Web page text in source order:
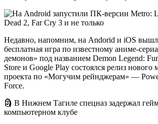
Недавно, напомним, на Andorid и iOS
бесплатная игра по известному аниме-
демонов» под названием Demon Legend:
Store и Google Play состоялся релиз нового
проекта по «Могучим рейнджерам» —
Force.
🗿 В Нижнем Тагиле спецназ задержал
компьютерном клубе